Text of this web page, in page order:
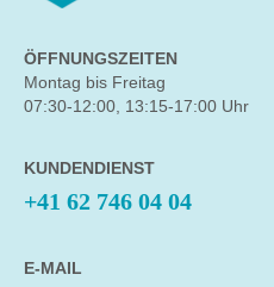
ÖFFNUNGSZEITEN
Montag bis Freitag
07:30-12:00, 13:15-17:00 Uhr
KUNDENDIENST
+41 62 746 04 04
E-MAIL